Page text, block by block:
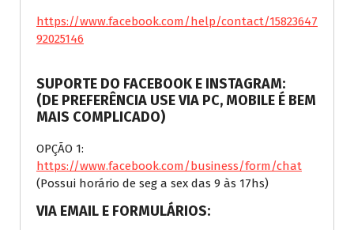
https://www.facebook.com/help/contact/15823647
92025146
SUPORTE DO FACEBOOK E INSTAGRAM:
(DE PREFERÊNCIA USE VIA PC, MOBILE É BEM
MAIS COMPLICADO)
OPÇÃO 1:
https://www.facebook.com/business/form/chat
(Possui horário de seg a sex das 9 às 17hs)
VIA EMAIL E FORMULÁRIOS: